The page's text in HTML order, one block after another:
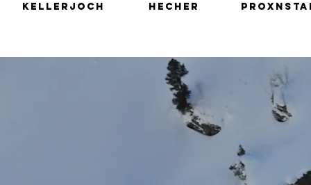
Kellerjoch Hecher